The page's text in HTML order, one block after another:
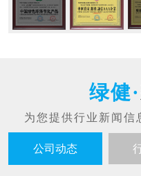
公司动态